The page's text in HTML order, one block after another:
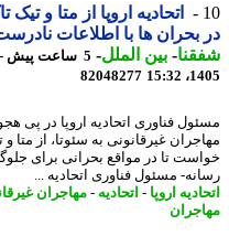
اتحادیه اروپا از متا و تیک
ها با اطلاعات نادرست
-بین الملل-
82048277
فناوری اتحادیه اروپا در پی هجوم
غیرقانونی به سئوتا، از متا و تیک
تا در مواقع بحرانی برای
مسئول فناوری اتحادیه ...
اروپا - اتحادیه-مهاجران غیرقانونی